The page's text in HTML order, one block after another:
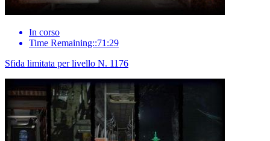
In corso
Time Remaining::71:29
Sfida limitata per livello N. 1176